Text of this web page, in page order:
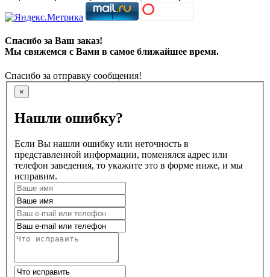
Спасибо за Ваш заказ!
Мы свяжемся с Вами в самое ближайшее время.
Спасибо за отправку сообщения!
×
Нашли ошибку?
Если Вы нашли ошибку или неточность в
представленной информации, поменялся адрес или
телефон заведения, то укажите это в форме ниже, и мы
исправим.